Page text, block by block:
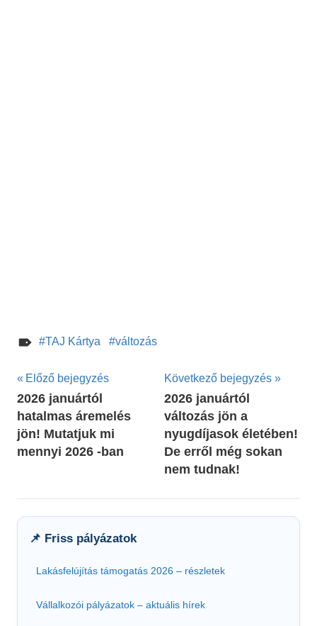
TAJ Kártya változás
Bejegyzés
navigáció
Előző bejegyzés
2026 januártól
hatalmas áremelés
jön! Mutatjuk mi
mennyi 2026 -ban
Következő bejegyzés
2026 januártól
változás jön a
nyugdíjasok életében!
De erről még sokan
nem tudnak!
📌 Friss pályázatok
Lakásfelújítás támogatás 2026 – részletek
Vállalkozói pályázatok – aktuális hírek